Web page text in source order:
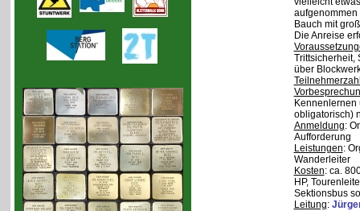
Bauch mit
Die Anreise
Trittsicherheit,
über
obligatorisch)
Anmeldung:
Aufforderung
Leistungen:
Wanderleiter
Kosten: ca.
HP,
Sektionsbus
Leitung: